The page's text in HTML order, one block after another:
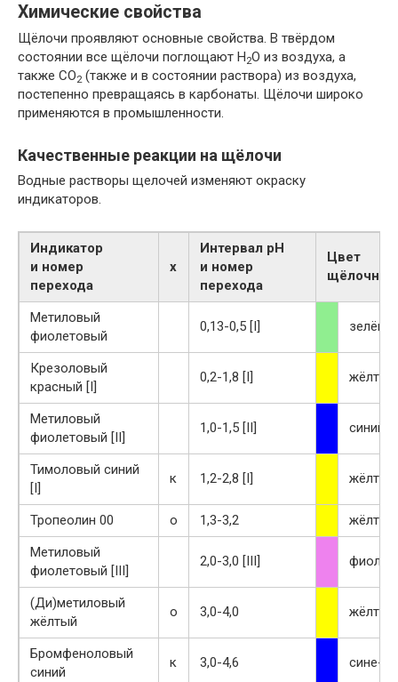
Химические свойства
Щёлочи проявляют основные свойства. В твёрдом
состоянии все щёлочи поглощают H2O из воздуха, а
также CO2 (также и в состоянии раствора) из воздуха,
постепенно превращаясь в карбонаты. Щёлочи широко
применяются в промышленности.
Качественные реакции на щёлочи
Водные растворы щелочей изменяют окраску
индикаторов.
Индикатор
и номер
перехода
х
Интервал pH
и номер
перехода
Цвет
Метиловый
фиолетовый
0,13-0,5 [I]
Крезоловый
красный [I]
0,2-1,8 [I] жёлтый
Метиловый
фиолетовый [II]
1,0-1,5 [II] синий
Тимоловый синий
[I]
к 1,2-2,8 [I] жёлтый
Тропеолин 00 o 1,3-3,2
жёлтый
Метиловый
фиолетовый [III]
2,0-3,0 [III]
(Ди)метиловый
жёлтый
o 3,0-4,0 жёлтый
Бромфеноловый
синий
к 3,0-4,6 сине-